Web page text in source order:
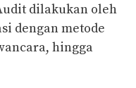
dilakukan oleh
dengan metode
hingga